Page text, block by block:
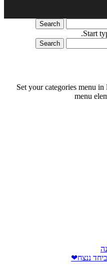
Search
Start
Search
Set your categories menu
menu
ננצח❤